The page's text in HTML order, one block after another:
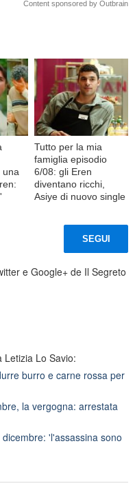
Content sponsored by Outbrain
una
Tutto per la mia
famiglia episodio
6/08: gli Eren
diventano ricchi,
Asiye di nuovo single
SEGUI
e Google+ de Il Segreto
Letizia Lo Savio:
burro e carne rossa per
la vergogna: arrestata
'l'assassina sono